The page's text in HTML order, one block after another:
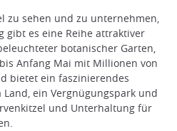
zu sehen und zu unternehmen,
gibt es eine Reihe attraktiver
botanischer Garten,
Anfang Mai mit Millionen von
bietet ein faszinierendes
Land, ein Vergnügungspark und
und Unterhaltung für